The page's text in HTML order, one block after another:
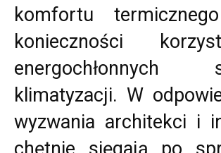
komfortu
konieczności
energochłonnych
klimatyzacji. W
wyzwania architekci i
chętnie sięgają po